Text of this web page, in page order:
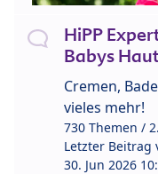
HiPP
Babys
Cremen,
vieles mehr!
730 Themen /
Letzter Beitrag
30. Jun 2026